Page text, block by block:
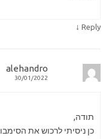
Reply
↓
alehandro
30/01/2022
תודה,
כן ניסיתי לרכוש את